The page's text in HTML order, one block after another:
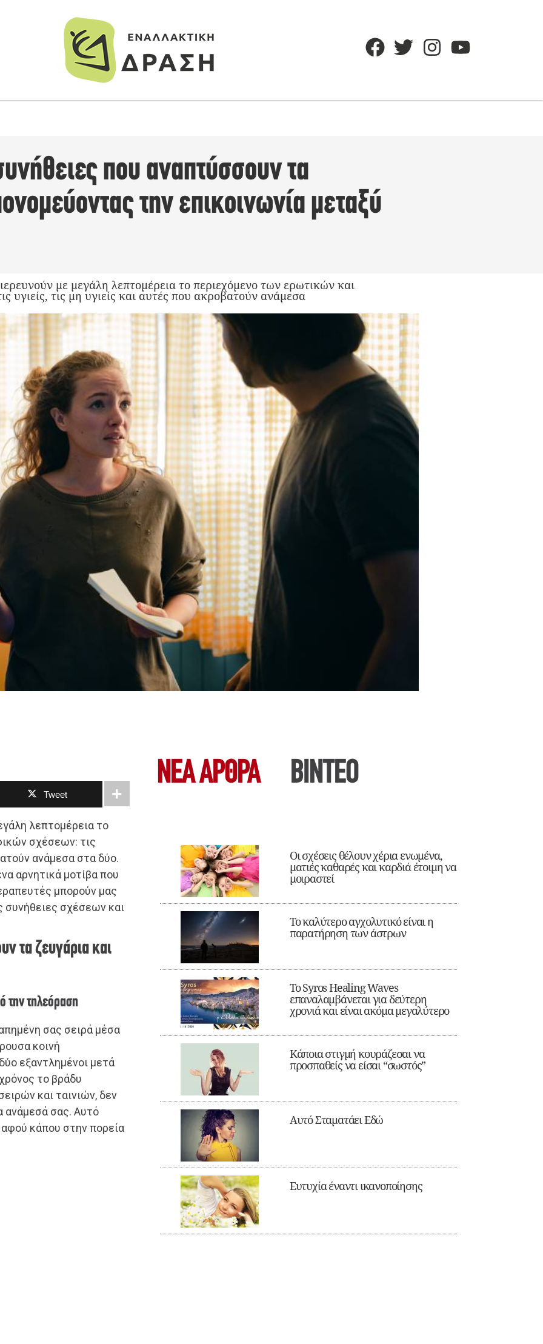
που αναπτύσσουν τα
την επικοινωνία μεταξύ
με μεγάλη λεπτομέρεια το περιεχόμενο των ερωτικών και
υγιείς, τις μη υγιείς και αυτές που ακροβατούν ανάμεσα
Tweet
λεπτομέρεια το
σχέσεων: τις
ανάμεσα στα δύο.
αρνητικά μοτίβα που
μπορούν μας
συνήθειες σχέσεων και
τα ζευγάρια και
την τηλεόραση
σας σειρά μέσα
κοινή
εξαντλημένοι μετά
το βράδυ
και ταινιών, δεν
ανάμεσά σας. Αυτό
αφού κάπου στην πορεία
ΝΕΑ ΆΡΘΡΑ ΒΙΝΤΕΟ
Οι σχέσεις θέλουν χέρια ενωμένα,
ματιές καθαρές και καρδιά έτοιμη να
μοιραστεί
Το καλύτερο αγχολυτικό είναι η
παρατήρηση των άστρων
Το Syros Healing Waves
επαναλαμβάνεται για δεύτερη
χρονιά και είναι ακόμα μεγαλύτερο
Κάποια στιγμή κουράζεσαι να
προσπαθείς να είσαι “σωστός”
Αυτό Σταματάει Εδώ
Ευτυχία έναντι ικανοποίησης